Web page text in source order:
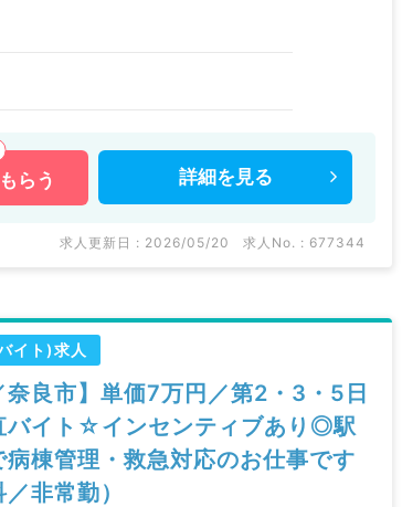
らう 詳細を 見る
求人更新日 : 2026/05/20 求人No. : 677344
イト)求人
奈良市】単価7万円／第2・3・5日
バイト☆インセンティブあり◎駅
病棟管理・救急対応のお仕事です
／非常勤）